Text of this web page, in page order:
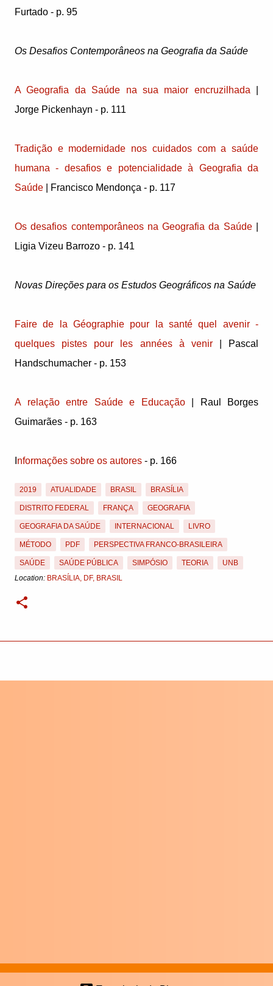
Furtado - p. 95
Os Desafios Contemporâneos na Geografia da Saúde
A Geografia da Saúde na sua maior encruzilhada
Jorge Pickenhayn - p. 111
Tradição e modernidade nos cuidados com a saúde
humana - desafios e potencialidade à Geografia da
Saúde | Francisco Mendonça - p. 117
Os desafios contemporâneos na Geografia da Saúde|
Ligia Vizeu Barrozo - p. 141
Novas Direções para os Estudos Geográficos na Saúde
Faire de la Géographie pour la santé quel avenir -
quelques pistes pour les années à venir| Pascal
Handschumacher - p. 153
A relação entre Saúde e Educação| Raul Borges
Guimarães - p. 163
nformações sobre os autores - p. 166
2019 ATUALIDADE BRASIL BRASÍLIA
DISTRITO FEDERAL FRANÇA GEOGRAFIA
GEOGRAFIA DA SAÚDE INTERNACIONAL LIVRO
MÉTODO PDF PERSPECTIVA FRANCO-BRASILEIRA
SAÚDE SAÚDE PÚBLICA SIMPÓSIO TEORIA
UNB
Location: BRASÍLIA, DF, BRASIL